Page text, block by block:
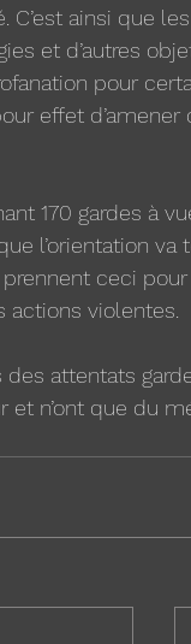
ainsi que
et d’autres
pour
effet
170 gardes à
l’orientation va
ceci
actions violentes.
attentats
et n’ont que du